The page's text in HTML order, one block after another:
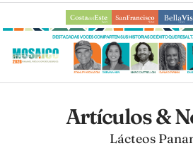
Artículos &
Lácteos